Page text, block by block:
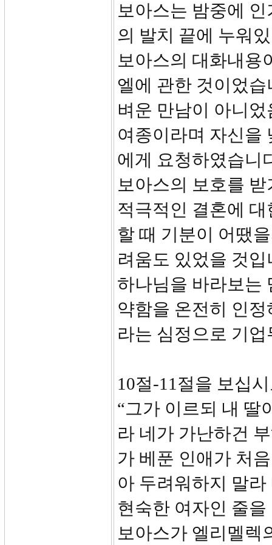
보아스는 밤중에
의 발치 끝에 누워
보아스의 대화내용
엘에 관한 것이었
벼운 만남이 아니
여종이라며 자신을
에게 요청하였습니
보아스의 보호를
적극적인 결혼에
할 때 기분이 어땠
려움도 있었을 것
하나님을 바라보는
약함을 온전히 인
라는 심정으로 기
10절-11절을 보십
“그가 이르되 내 딸
라 네가 가난하건
가 베푼 인애가 처
아 두려워하지 말
현숙한 여자인 줄
보아스가 엘리멜렉